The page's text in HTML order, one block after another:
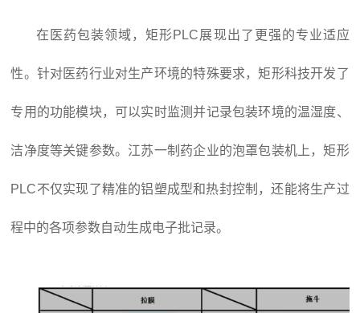
在医药包装领域，矩形PLC展现出了更强的专业适应
性。针对医药行业对生产环境的特殊要求，矩形科技开发了
专用的功能模块，可以实时监测并记录包装环境的温湿度、
洁净度等关键参数。江苏一制药企业的泡罩包装机上，矩形
PLC不仅实现了精准的铝塑成型和热封控制，还能将生产过
程中的各项参数自动生成电子批记录。